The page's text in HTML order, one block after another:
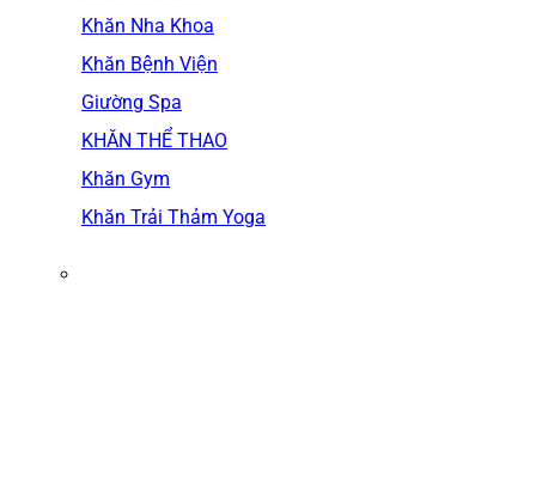
Khăn Nha Khoa
Khăn Bệnh Viện
Giường Spa
KHĂN THỂ THAO
Khăn Gym
Khăn Trải Thảm Yoga